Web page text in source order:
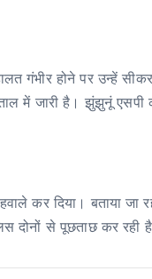
गंभीर होने पर उन्हें
में जारी है। झुंझुनूं एसपी
कर दिया। बताया जा
दोनों से पूछताछ कर रही